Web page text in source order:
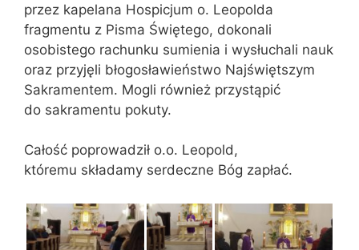
przez kapelana Hospicjum o. Leopolda
fragmentu z Pisma Świętego, dokonali
osobistego rachunku sumienia i wysłuchali nauk
oraz przyjęli błogosławieństwo Najświętszym
Sakramentem. Mogli również przystąpić
do sakramentu pokuty.
Całość poprowadził o.o. Leopold,
któremu składamy serdeczne Bóg zapłać.